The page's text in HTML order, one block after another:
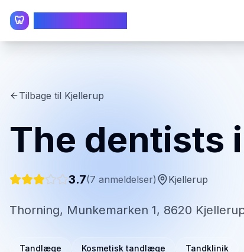
🦷
Tilbage til Kjellerup
The dentists
3.7(7 anmeldelser) Kjellerup
Thorning, Munkemarken 1, 8620
Tandlæge Kosmetisk tandlæge Tandklinik